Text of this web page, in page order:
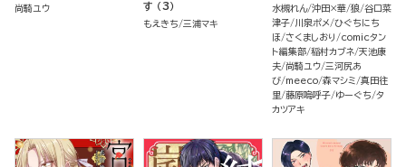
尚騎ユウ
す （3）
もえきち 三浦マキ
水槻れん 沖田×華 狼 谷口菜
津子 川泉ポメ ひぐちにち
ほ さくましおり
comicタン
ト編集部 稲村カブネ 天池康
夫 尚騎ユウ 三河尻あ
び meeco 森マシミ 真田往
里 藤原嗚呼子 ゆーぐち タ
カツアキ